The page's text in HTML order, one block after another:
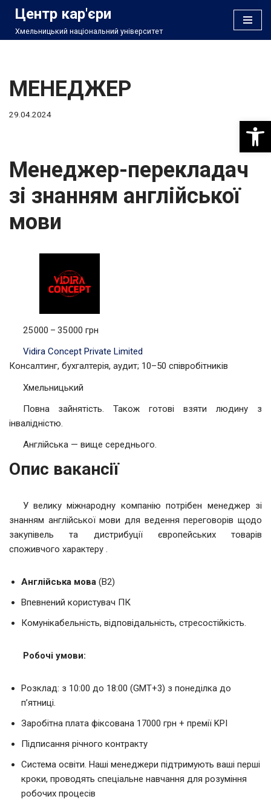
Перейти
Центр кар'єри
Хмельницький національний університет
МЕНЕДЖЕР
29.04.2024
Менеджер-перекладач
зі знанням англійської
мови
25 000 – 35 000 грн
Vidira Concept Private Limited
Консалтинг, бухгалтерія, аудит; 10–50 співробітників
Хмельницький
Повна зайнятість. Також готові взяти людину з
інвалідністю.
Англійська — вище середнього.
Опис вакансії
У велику міжнародну компанію потрібен менеджер зі
знанням англійської мови для ведення переговорів щодо
закупівель та дистрибуції європейських товарів
споживчого характеру .
Англійська мова (В2)
Впевнений користувач ПК
Комунікабельність, відповідальність, стресостійкість.
Робочі умови:
Розклад: з 10:00 до 18:00 (GMT+3) з понеділка до
п’ятниці.
Заробітна плата фіксована 17000 грн + премії KPI
Підписання річного контракту
Система освіти. Наші менеджери підтримують ваші перші
кроки, проводять спеціальне навчання для розуміння
робочих процесів